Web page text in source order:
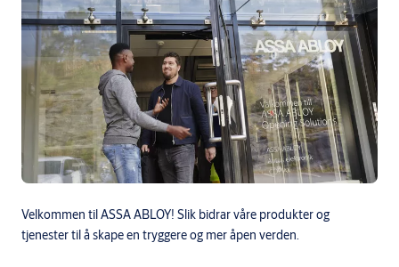
Velkommen til ASSA ABLOY! Slik bidrar våre produkter og
tjenester til å skape en tryggere og mer åpen verden.